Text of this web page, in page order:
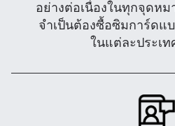
อย่างต่อเนื่องในทุกจุดหม
จำเป็นต้องซื้อซิมการ์ดแ
ในแต่ละประเท